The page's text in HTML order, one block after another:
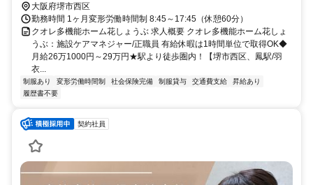
大阪府堺市西区
勤務時間 1ヶ月変形労働時間制 8:45～17:45（休憩60分）
クオレ多機能ホーム花しょうぶ 求人概要 クオレ多機能ホーム花しょ
うぶ：施設ケアマネジャー/正職員 有給休暇は1時間単位で取得OK◆
月給26万1000円～29万円★駅より徒歩圏内！【堺市西区、鳳駅/羽
衣...
制服あり 変形労働時間制 社会保険完備 制服貸与 交通費支給
昇給あり
履歴書不要
契約社員